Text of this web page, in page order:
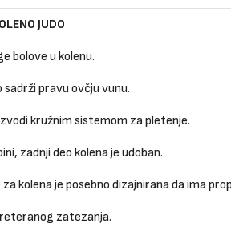
JUDO
bolove u kolenu.
sadrži pravu ovčju vunu.
kružnim sistemom za pletenje.
zadnji deo kolena je udoban.
kolena je posebno dizajnirana da ima
zatezanja.